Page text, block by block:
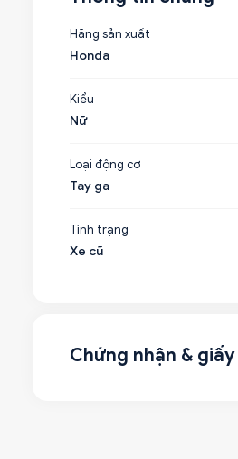
Hãng sản xuất
Honda
Kiểu
Nữ
Loại động cơ
Tay ga
Tình trạng
Xe cũ
Chứng nhận &